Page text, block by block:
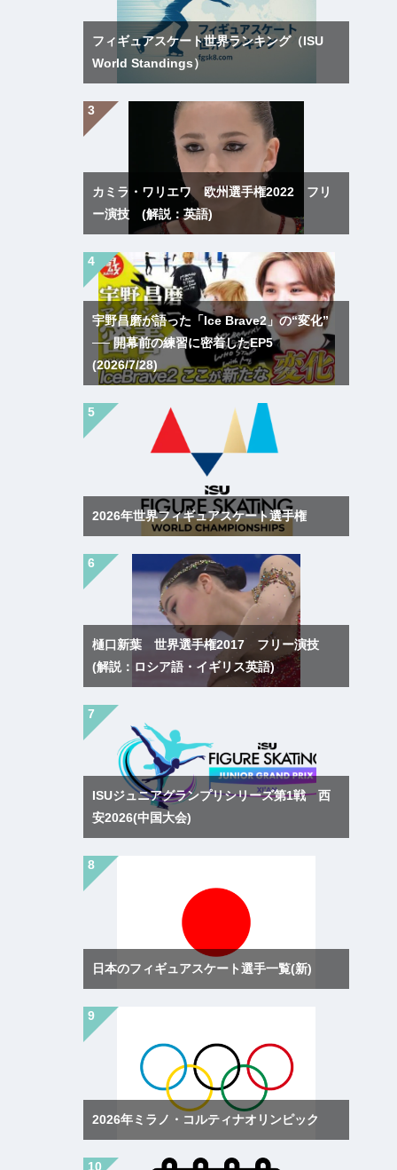
フィギュアスケート世界ランキング（ISU
World Standings）
カミラ・ワリエワ 欧州選手権2022 フリ
ー演技 (解説：英語)
宇野昌磨が語った「Ice Brave2」の“変化”
── 開幕前の練習に密着したEP5
(2026/7/28)
2026年世界フィギュアスケート選手権
樋口新葉 世界選手権2017 フリー演技
(解説：ロシア語・イギリス英語)
ISUジュニアグランプリシリーズ第1戦 西
安2026(中国大会)
日本のフィギュアスケート選手一覧(新)
2026年ミラノ・コルティナオリンピック